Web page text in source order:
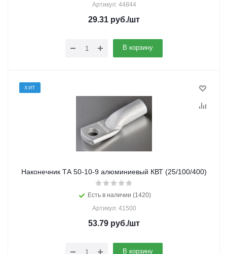
Артикул: 44844
29.31 руб./шт
В корзину
ХИТ
Наконечник ТА 50-10-9 алюминиевый КВТ (25/100/400)
Есть в наличии (1420)
Артикул: 41500
53.79 руб./шт
В корзину